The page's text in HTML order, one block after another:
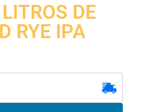
DE
RYE IPA